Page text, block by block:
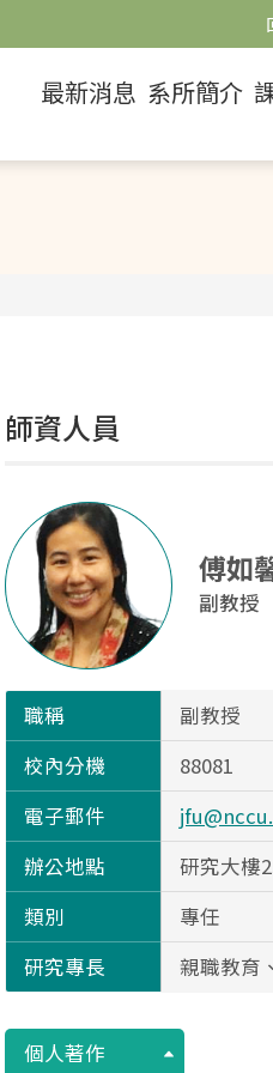
最新消息 系所簡介
師資人員
傅如
副教授
職稱
副教授
校內分機
88081
電子郵件
辦公地點
研究大樓
類別
專任
研究專長
親職教育
個人著作